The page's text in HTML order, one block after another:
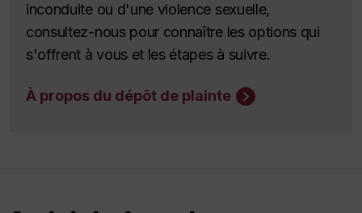
inconduite ou d'une violence sexuelle,
consultez-nous pour connaître les options qui
s'offrent à vous et les étapes à suivre.
À propos du dépôt de plainte